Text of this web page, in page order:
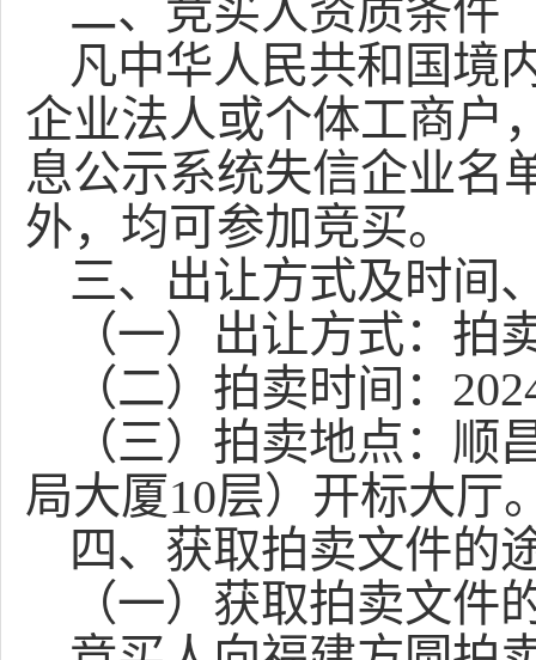
二、竞买人资质条件
凡中华人民共和国境
企业法人或个体工商户
息公示系统失信企业名
外，均可参加竞买。
三、出让方式及时间
（一）出让方式：拍
（二）拍卖时间： 202
（三）拍卖地点：
局大厦10层）开标大厅
四、获取拍卖文件的
（一）获取拍卖文件